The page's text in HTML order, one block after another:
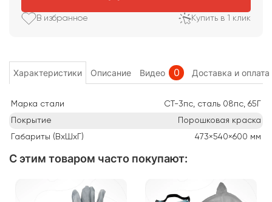
В избранное Купить в 1 клик
Характеристики Описание Видео 0 Доставка и оплата
Марка стали
СТ-3пс, сталь 08пс, 65Г
Покрытие
Порошковая краска
Габариты (ВхШхГ)
473×540×600 мм
С этим товаром часто покупают: